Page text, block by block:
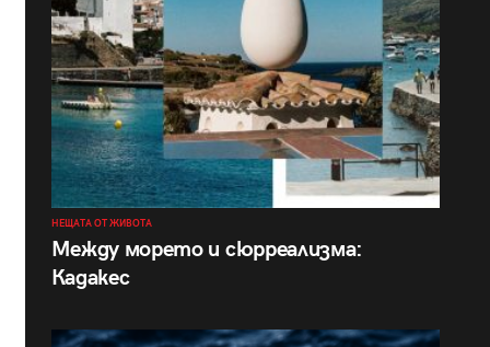
НЕЩАТА ОТ ЖИВОТА
Между морето и сюрреализма:
Кадакес